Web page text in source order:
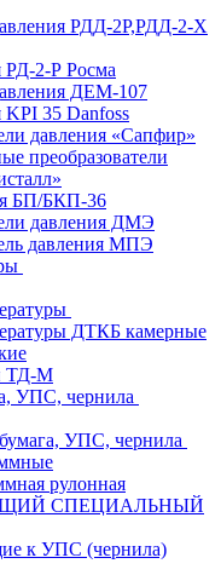
РДД-2Р,РДД-2-Х
РД-2-Р Росма
ДЕМ-107
KPI 35 Danfoss
давления «Сапфир»
преобразователи
БП/БКП-36
давления ДМЭ
давления МПЭ
ДТКБ камерные
ТД-М
УПС, чернила
УПС, чернила
рулонная
СПЕЦИАЛЬНЫЙ
к УПС (чернила)